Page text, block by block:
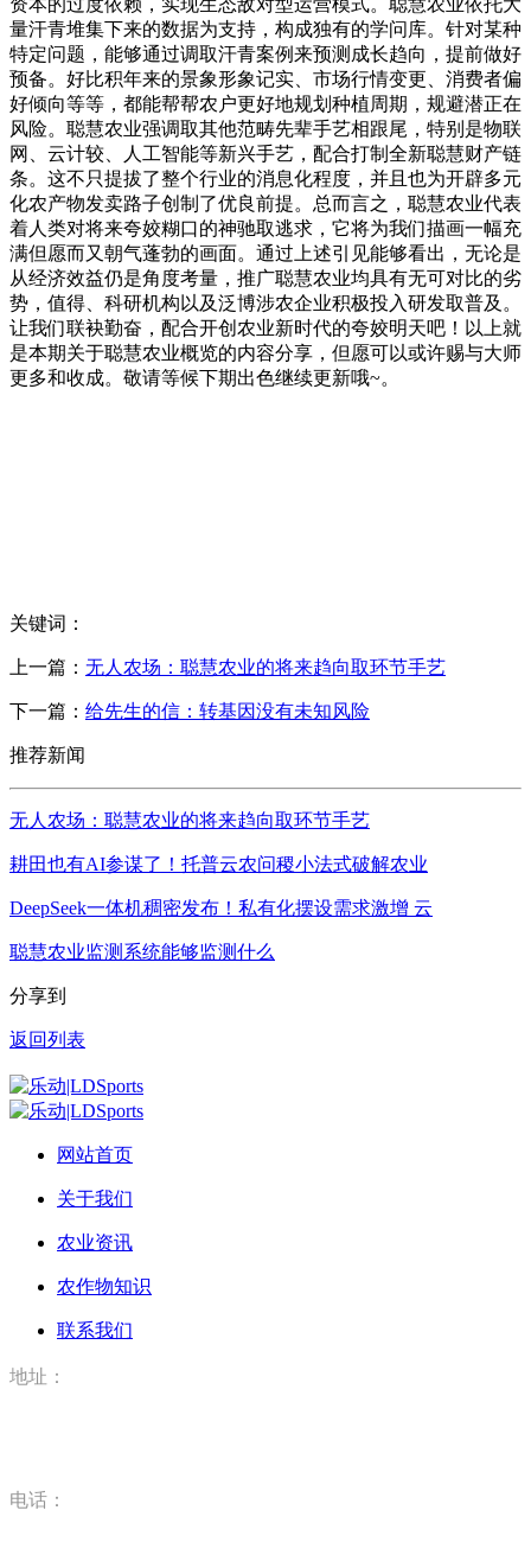
量汗青堆集下来的数据为支持，构成独有的学问库。针对某种
特定问题，能够通过调取汗青案例来预测成长趋向，提前做好
预备。好比积年来的景象形象记实、市场行情变更、消费者偏
好倾向等等，都能帮帮农户更好地规划种植周期，规避潜正在
风险。聪慧农业强调取其他范畴先辈手艺相跟尾，特别是物联
网、云计较、人工智能等新兴手艺，配合打制全新聪慧财产链
条。这不只提拔了整个行业的消息化程度，并且也为开辟多元
化农产物发卖路子创制了优良前提。总而言之，聪慧农业代表
着人类对将来夸姣糊口的神驰取逃求，它将为我们描画一幅充
满但愿而又朝气蓬勃的画面。通过上述引见能够看出，无论是
从经济效益仍是角度考量，推广聪慧农业均具有无可对比的劣
势，值得、科研机构以及泛博涉农企业积极投入研发取普及。
让我们联袂勤奋，配合开创农业新时代的夸姣明天吧！以上就
是本期关于聪慧农业概览的内容分享，但愿可以或许赐与大师
更多和收成。敬请等候下期出色继续更新哦~。
关键词：
上一篇： 无人农场：聪慧农业的将来趋向取环节手艺
下一篇： 给先生的信：转基因没有未知风险
推荐新闻
无人农场：聪慧农业的将来趋向取环节手艺
耕田也有AI参谋了！托普云农问稷小法式破解农业
DeepSeek一体机稠密发布！私有化摆设需求激增 云
聪慧农业监测系统能够监测什么
分享到
返回列表
网站首页
关于我们
农业资讯
农作物知识
联系我们
地址：
电话：